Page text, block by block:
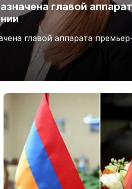
главой
главой аппарата